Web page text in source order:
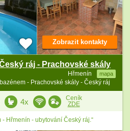
ráj - Prachovské skály
Hřmenín mapa
- Prachovské skály - Český ráj
Zobrazit kontakty
4x
Ceník
ZDE
Hřmenín - ubytování Český ráj.“